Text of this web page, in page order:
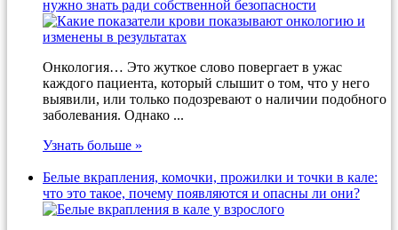
нужно знать ради собственной безопасности
Онкология… Это жуткое слово повергает в ужас
каждого пациента, который слышит о том, что у него
выявили, или только подозревают о наличии подобного
заболевания. Однако ...
Узнать больше »
Белые вкрапления, комочки, прожилки и точки в кале:
что это такое, почему появляются и опасны ли они?